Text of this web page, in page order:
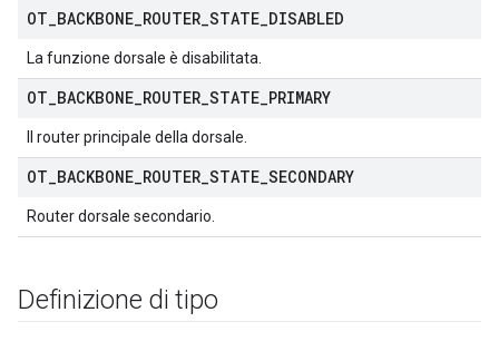
OT BACKBONE ROUTER STATE DISABLED
La funzione dorsale è disabilitata.
OT BACKBONE ROUTER STATE PRIMARY
Il router principale della dorsale.
OT BACKBONE ROUTER STATE SECONDARY
Router dorsale secondario.
Definizione di tipo